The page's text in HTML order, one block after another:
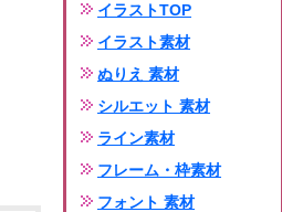
イラストTOP
イラスト素材
ぬりえ 素材
シルエット 素材
ライン素材
フレーム・枠素材
フォント 素材